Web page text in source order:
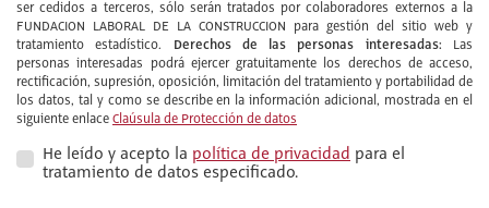
ser cedidos a terceros, sólo serán tratados por colaboradores externos a la
FUNDACION LABORAL DE LA CONSTRUCCION para gestión del sitio web y
tratamiento estadístico.
Derechos de las personas interesadas: Las
personas interesadas podrá ejercer gratuitamente los derechos de acceso,
rectificación, supresión, oposición, limitación del tratamiento y portabilidad de
los datos, tal y como se describe en la información adicional, mostrada en el
siguiente enlace Claúsula de Protección de datos
He leído y acepto la política de privacidad para el
tratamiento de datos especificado.